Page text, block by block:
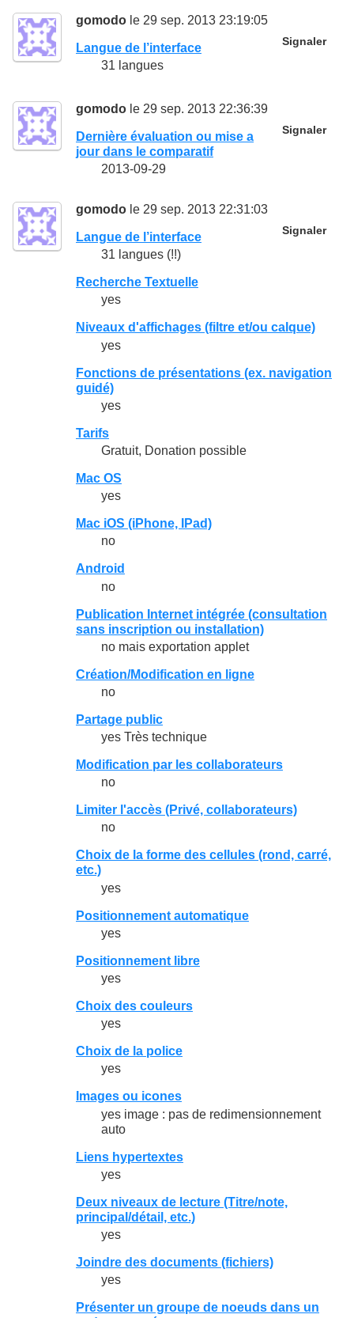
gomodo le 29 sep. 2013 23:19:05
Signaler
Langue de l’interface
31 langues
gomodo le 29 sep. 2013 22:36:39
Signaler
Dernière évaluation ou mise a
jour dans le comparatif
2013-09-29
gomodo le 29 sep. 2013 22:31:03
Signaler
Langue de l’interface
31 langues (!!)
Recherche Textuelle
yes
Niveaux d'affichages (filtre et/ou calque)
yes
Fonctions de présentations (ex. navigation
guidé)
yes
Tarifs
Gratuit, Donation possible
Mac OS
yes
Mac iOS (iPhone, IPad)
no
Android
no
Publication Internet intégrée (consultation
sans inscription ou installation)
no mais exportation applet
Création/Modification en ligne
no
Partage public
yes Très technique
Modification par les collaborateurs
no
Limiter l'accès (Privé, collaborateurs)
no
Choix de la forme des cellules (rond, carré,
etc.)
yes
Positionnement automatique
yes
Positionnement libre
yes
Choix des couleurs
yes
Choix de la police
yes
Images ou icones
yes image : pas de redimensionnement
auto
Liens hypertextes
yes
Deux niveaux de lecture (Titre/note,
principal/détail, etc.)
yes
Joindre des documents (fichiers)
yes
Présenter un groupe de noeuds dans un